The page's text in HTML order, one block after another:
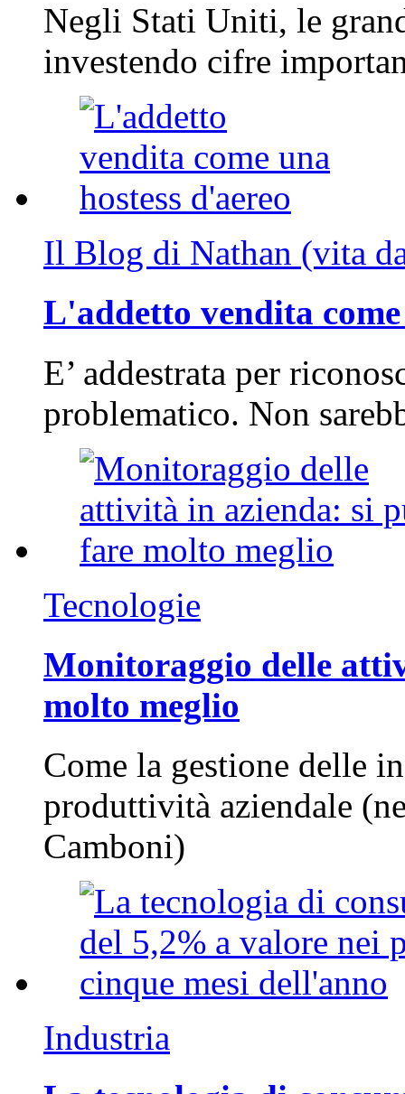
Negli Stati Uniti, le
investendo cifre
Il Blog di Nathan (vita
L'addetto vendita
E’ addestrata per
problematico. Non
Tecnologie
Monitoraggio delle
molto meglio
Come la gestione delle
produttività aziendale
Camboni)
Industria